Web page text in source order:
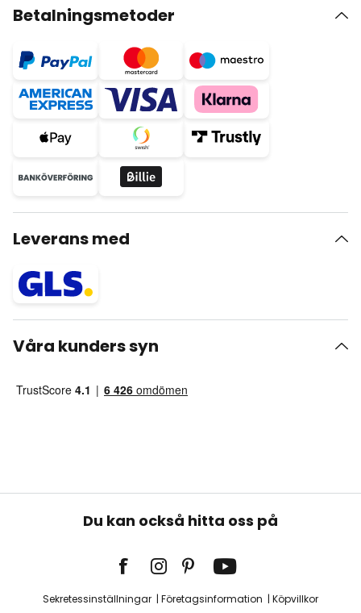
Betalningsmetoder
Leverans med
Våra kunders syn
Du kan också hitta oss på
Sekretessinställningar Företagsinformation Köpvillkor